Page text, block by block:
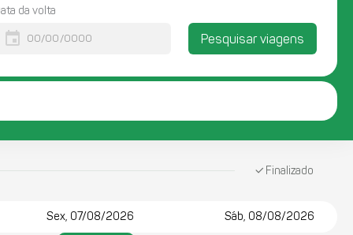
da volta
event Pesquisar viagens
Finalizado
Sex, 07/08/2026 Sáb, 08/08/2026